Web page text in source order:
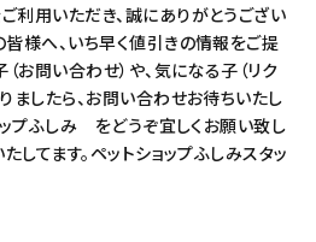
利用いただき、誠にありがとうござい
様へ、いち早く値引きの情報をご提
お問い合わせ）や、気になる子（リク
ましたら、お問い合わせお待ちいたし
ップふしみ をどうぞ宜しくお願い致し
してます。ペットショップふしみスタッ